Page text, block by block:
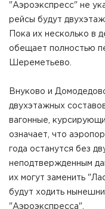
"Аэроэкспресс" не
рейсы будут
Пока их несколько в
обещает полностью
Шереметьево.
Внуково и
двухэтажных
вагонные,
означает, что
года останутся без
неподтвержденным
их могут заменить
будут ходить
"Аэроэкспресса".